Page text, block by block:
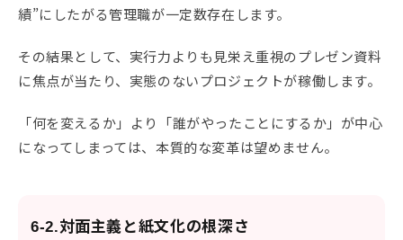
績”にしたがる管理職が一定数存在します。
その結果として、実行力よりも見栄え重視のプレゼン資料
に焦点が当たり、実態のないプロジェクトが稼働します。
「何を変えるか」より「誰がやったことにするか」が中心
になってしまっては、本質的な変革は望めません。
6-2.対面主義と紙文化の根深さ